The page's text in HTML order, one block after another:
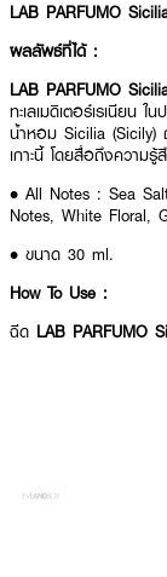
LAB PARFUMO
ผลลัพธ์ที่ได้ :
LAB PARFUMO
ทะเลเมดิเตอร์เรเนียน ใ
น้ำหอม Sicilia (Sicily)
เกาะนี้ โดยสื่อถึงความ
• All Notes : Sea
Notes, White Floral,
• ขนาด 30 ml.
How To Use :
ฉีด LAB PARFUMO